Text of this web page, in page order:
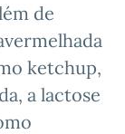
de
ketchup,
a lactose